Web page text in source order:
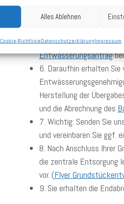
Alles Ablehnen
Cookie-RichtlinieDatenschutzerklärungImpressum
5. Füllen Sie den Antrag
Reichen Sie den Antrag
Entwässerungsantrag
6. Daraufhin erhalten Sie
Herstellung der
und die Abrechnung des
7. Wichtig: Senden Sie
und vereinbaren Sie ggf.
8. Nach Anschluss Ihrer
die zentrale Entsorgung
vor. (Flyer
9. Sie erhalten die